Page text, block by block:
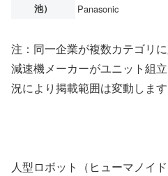
池） Panasonic
注：同一企業が複数カテゴリ
減速機メーカーがユニット組
況により掲載範囲は変動します
人型ロボット（ヒューマノイ